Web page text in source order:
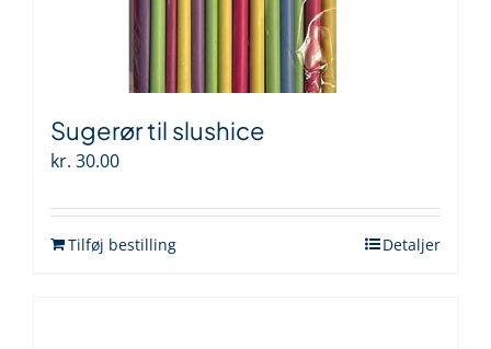
Sugerør til slushice
kr. 30.00
Tilføj bestilling Detaljer